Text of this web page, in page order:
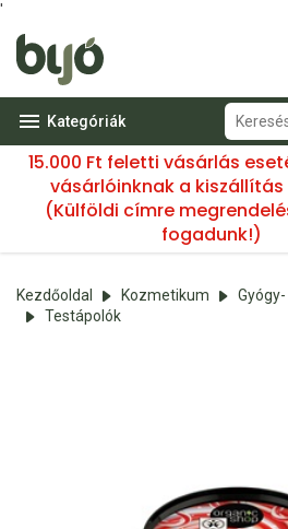
'
Kategóriák
15.000 Ft feletti vásárlás
vásárlóinknak a kiszállítás
(Külföldi címre
fogadunk!)
Kezdőoldal Kozmetikum
Testápolók